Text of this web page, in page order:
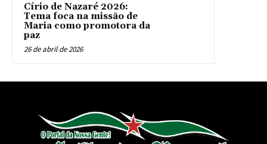
Círio de Nazaré 2026:
Tema foca na missão de
Maria como promotora da
paz
26 de abril de 2026